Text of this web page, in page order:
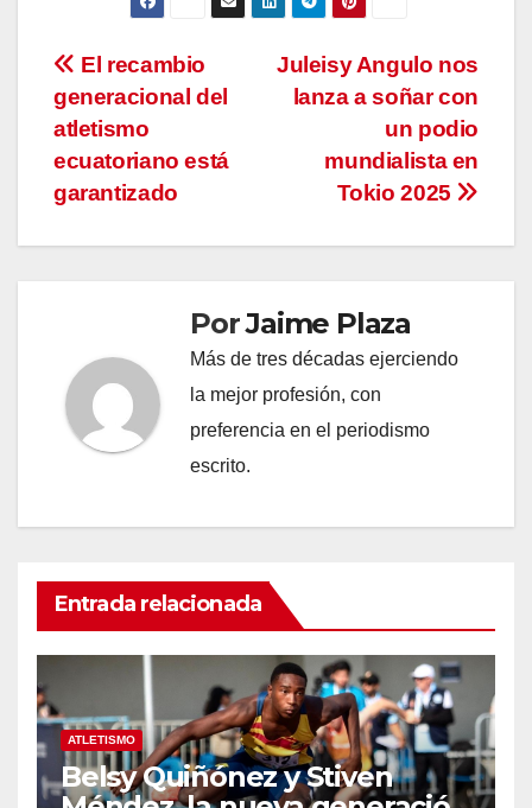
Navegación
de
entradas
Juleisy Angulo nos
lanza a soñar con
un podio
mundialista en
Tokio 2025
El recambio
generacional del
atletismo
ecuatoriano está
garantizado
PorJaime Plaza
Más de tres décadas ejerciendo
la mejor profesión, con
preferencia en el periodismo
escrito.
Entrada relacionada
ATLETISMO
Belsy Quiñónez y Stiven